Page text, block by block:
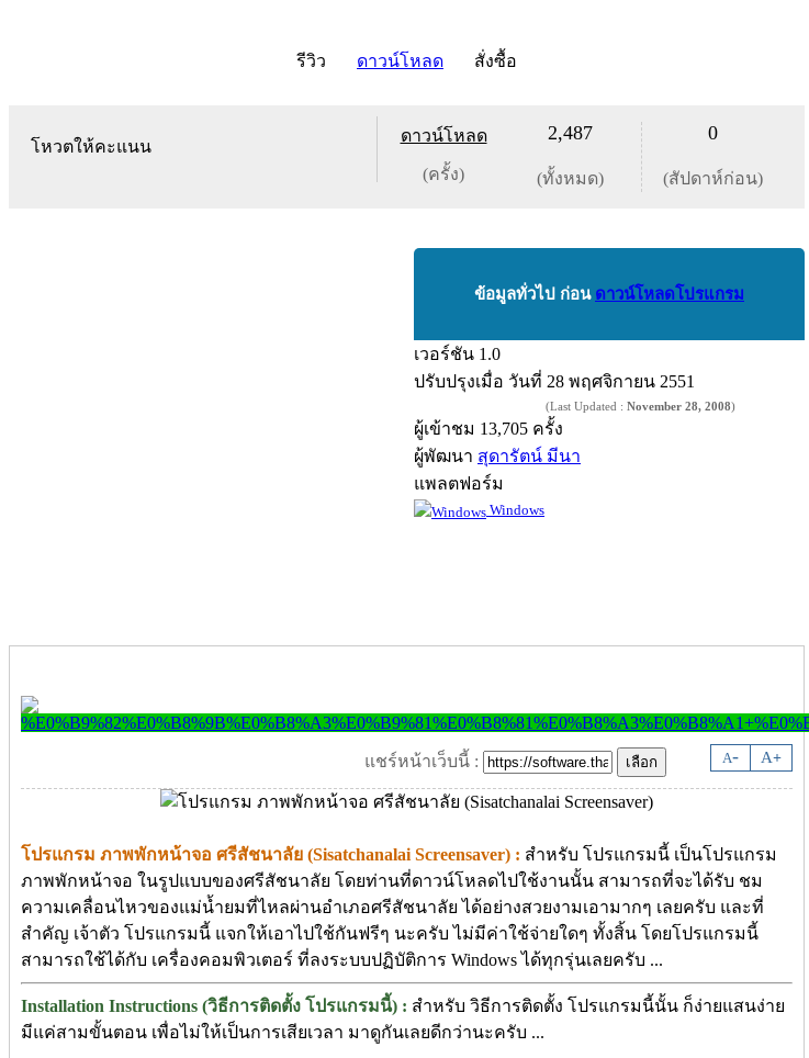
รีวิว ดาวน์โหลด สั่งซื้อ
โหวตให้คะแนน
ดาวน์โหลด
(ครั้ง)
2,487
(ทั้งหมด)
0
(สัปดาห์ก่อน)
ข้อมูลทั่วไป ก่อน ดาวน์โหลดโปรแกรม
เวอร์ชัน 1.0
ปรับปรุงเมื่อ วันที่ 28 พฤศจิกายน 2551
(Last Updated : November 28, 2008)
ผู้เข้าชม 13,705 ครั้ง
ผู้พัฒนา สุดารัตน์ มีนา
แพลตฟอร์ม
Windows
A- A+
แชร์หน้าเว็บนี้ :
โปรแกรม ภาพพักหน้าจอ ศรีสัชนาลัย (Sisatchanalai Screensaver) : สำหรับ โปรแกรมนี้ เป็นโปรแกรม
ภาพพักหน้าจอ ในรูปแบบของศรีสัชนาลัย โดยท่านที่ดาวน์โหลดไปใช้งานนั้น สามารถที่จะได้รับ ชม
ความเคลื่อนไหวของแม่น้ำยมที่ไหลผ่านอำเภอศรีสัชนาลัย ได้อย่างสวยงามเอามากๆ เลยครับ และที่
สำคัญ เจ้าตัว โปรแกรมนี้ แจกให้เอาไปใช้กันฟรีๆ นะครับ ไม่มีค่าใช้จ่ายใดๆ ทั้งสิ้น โดยโปรแกรมนี้
สามารถใช้ได้กับ เครื่องคอมพิวเตอร์ ที่ลงระบบปฏิบัติการ Windows ได้ทุกรุ่นเลยครับ ...
Installation Instructions (วิธีการติดตั้ง โปรแกรมนี้) : สำหรับ วิธีการติดตั้ง โปรแกรมนี้นั้น ก็ง่ายแสนง่าย
มีแค่สามขั้นตอน เพื่อไม่ให้เป็นการเสียเวลา มาดูกันเลยดีกว่านะครับ ...